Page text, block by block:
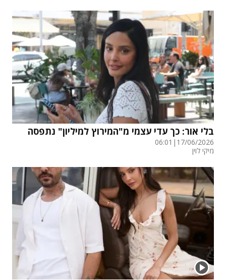
בלי אור: כך עדי עצמי מ"המירוץ למיליון" נתפסה
17/06/2026
|
06:01
מיקי לוין